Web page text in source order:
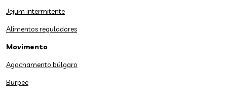
Jejum intermitente
Alimentos reguladores
Movimento
Agachamento búlgaro
Burpee